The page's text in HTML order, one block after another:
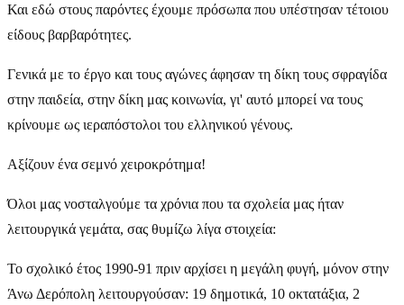
Και εδώ στους παρόντες έχουμε πρόσωπα που υπέστησαν τέτοιου
είδους βαρβαρότητες.
Γενικά με το έργο και τους αγώνες άφησαν τη δίκη τους σφραγίδα
στην παιδεία, στην δίκη μας κοινωνία, γι' αυτό μπορεί να τους
κρίνουμε ως ιεραπόστολοι του ελληνικού γένους.
Αξίζουν ένα σεμνό χειροκρότημα!
Όλοι μας νοσταλγούμε τα χρόνια που τα σχολεία μας ήταν
λειτουργικά γεμάτα, σας θυμίζω λίγα στοιχεία:
Το σχολικό έτος 1990-91 πριν αρχίσει η μεγάλη φυγή, μόνον στην
Άνω Δερόπολη λειτουργούσαν: 19 δημοτικά, 10 οκτατάξια, 2